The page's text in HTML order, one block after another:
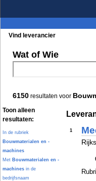
Vind leverancier
Wat of Wie
6150 resultaten voor
Toon alleen
resultaten:
In de rubriek
Bouwmaterialen en -
machines
Met Bouwmaterialen en -
machines in de
bedrijfsnaam
1